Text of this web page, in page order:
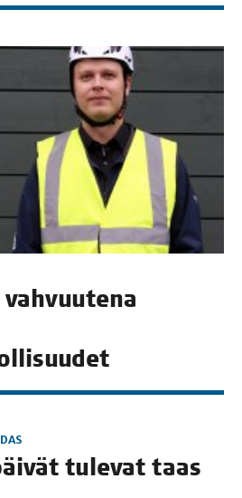
tule­vat taas